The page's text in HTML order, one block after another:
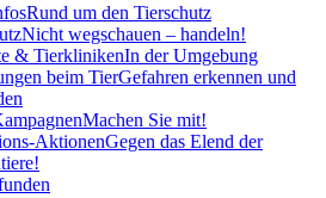
Rund um den Tierschutz
Nicht wegschauen – handeln!
& TierklinikenIn der Umgebung
beim TierGefahren erkennen und
Machen Sie mit!
AktionenGegen das Elend der